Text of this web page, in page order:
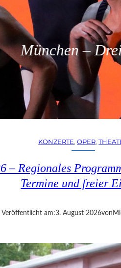
München –
KONZERTE, OPER,
– Regionales
Termine und freier
Veröffentlicht am:3. August 2026von